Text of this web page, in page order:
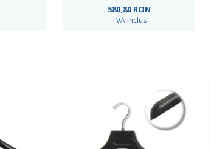
580,80 RON
TVA Inclus